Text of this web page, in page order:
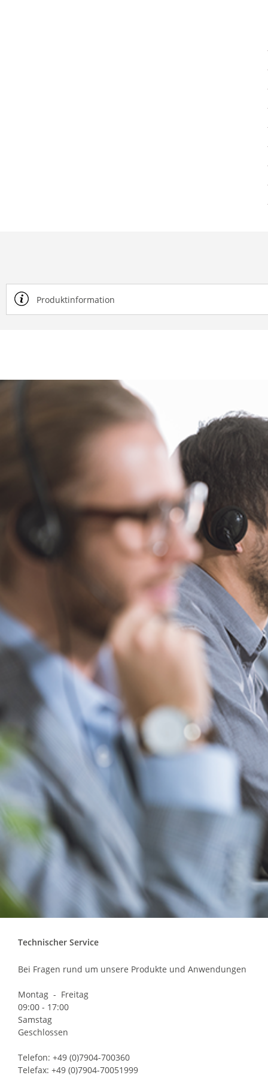
Produktinformation
Technischer Service
Bei Fragen rund um unsere Produkte und Anwendungen
Montag - Freitag
09:00 - 17:00
Samstag
Geschlossen
Telefon: +49 (0)7904-700360
Telefax: +49 (0)7904-70051999